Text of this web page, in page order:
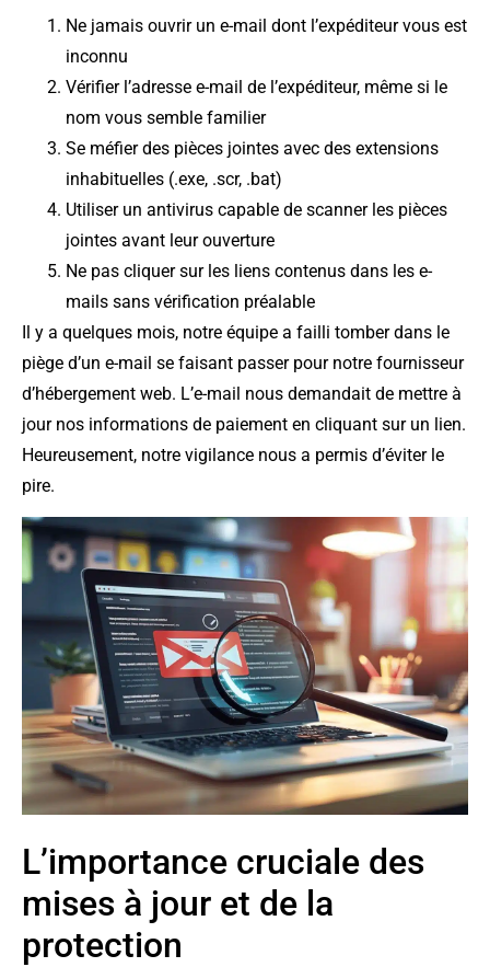
Ne jamais ouvrir un e-mail dont l’expéditeur vous est
inconnu
Vérifier l’adresse e-mail de l’expéditeur, même si le
nom vous semble familier
Se méfier des pièces jointes avec des extensions
inhabituelles (.exe, .scr, .bat)
Utiliser un antivirus capable de scanner les pièces
jointes avant leur ouverture
Ne pas cliquer sur les liens contenus dans les e-
mails sans vérification préalable
Il y a quelques mois, notre équipe a failli tomber dans le
piège d’un e-mail se faisant passer pour notre fournisseur
d’hébergement web. L’e-mail nous demandait de mettre à
jour nos informations de paiement en cliquant sur un lien.
Heureusement, notre vigilance nous a permis d’éviter le
pire.
L’importance cruciale des
mises à jour et de la
protection